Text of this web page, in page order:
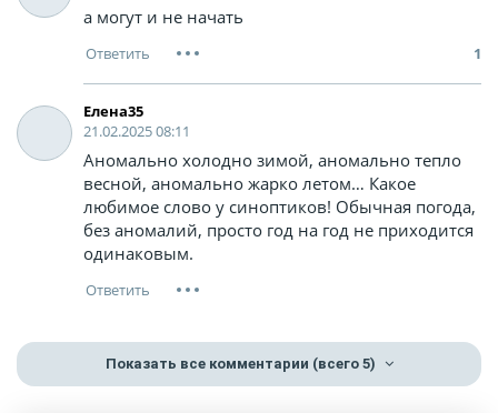
а могут и не начать
1
Елена35
21.02.2025 08:11
Аномально холодно зимой, аномально тепло
весной, аномально жарко летом… Какое
любимое слово у синоптиков! Обычная погода,
без аномалий, просто год на год не приходится
одинаковым.
Показать все комментарии (всего 5)